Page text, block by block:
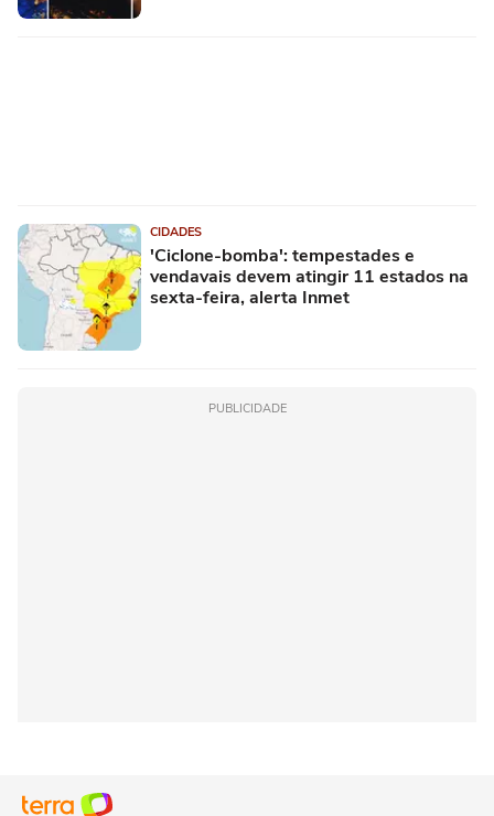
CIDADES
'Ciclone-bomba': tempestades e
vendavais devem atingir 11 estados na
sexta-feira, alerta Inmet
PUBLICIDADE